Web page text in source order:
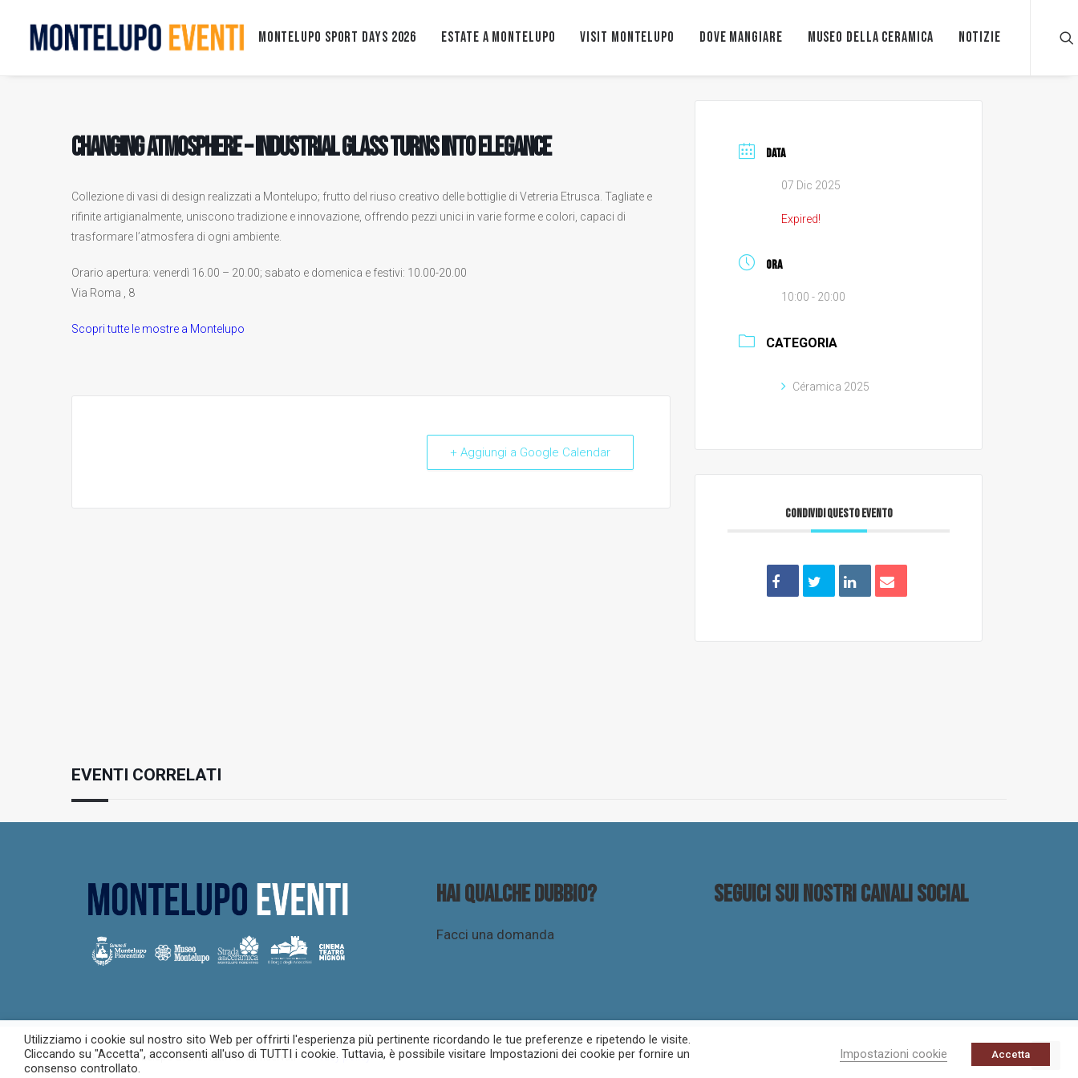
Montelupo Sport Days 2026 ESTATE A MONTELUPO VISIT MONTELUPO Dove mangiare Museo della ceramica Notizie
CHANGING ATMOSPHERE – Industrial glass turns into elegance
Collezione di vasi di design realizzati a Montelupo; frutto del riuso creativo delle bottiglie di Vetreria Etrusca. Tagliate e
rifinite artigianalmente, uniscono tradizione e innovazione, offrendo pezzi unici in varie forme e colori, capaci di
trasformare l’atmosfera di ogni ambiente.
Orario apertura: venerdì 16.00 – 20.00; sabato e domenica e festivi: 10.00-20.00
Via Roma , 8
Scopri tutte le mostre a Montelupo
+ Aggiungi a Google Calendar
DATA
07 Dic 2025
Expired!
ORA
10:00 - 20:00
CATEGORIA
Céramica 2025
CONDIVIDI QUESTO EVENTO
EVENTI CORRELATI
Hai qualche dubbio?
Facci una domanda
Seguici sui nostri canali social
© 2023 Montelupo Eventi. Tutti i diritti riservati –Privacy policy
Utilizziamo i cookie sul nostro sito Web per offrirti l'esperienza più pertinente ricordando le tue preferenze e ripetendo le visite.
Cliccando su "Accetta", acconsenti all'uso di TUTTI i cookie. Tuttavia, è possibile visitare Impostazioni dei cookie per fornire un
consenso controllato.
Impostazioni cookie Accetta